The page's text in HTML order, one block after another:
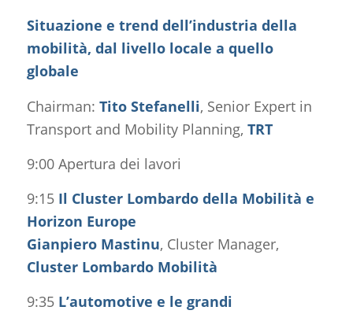
Situazione e trend dell’industria della
mobilità, dal livello locale a quello
globale
Chairman: Tito Stefanelli, Senior Expert in
Transport and Mobility Planning, TRT
9:00 Apertura dei lavori
9:15 Il Cluster Lombardo della Mobilità e
Horizon Europe
Gianpiero Mastinu, Cluster Manager,
Cluster Lombardo Mobilità
9:35 L’automotive e le grandi